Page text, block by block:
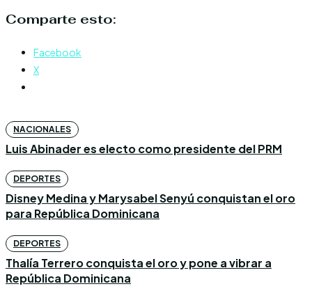
Comparte esto:
Facebook
X
NACIONALES
Luis Abinader es electo como presidente del PRM
DEPORTES
Disney Medina y Marysabel Senyú conquistan el oro
para República Dominicana
DEPORTES
Thalía Terrero conquista el oro y pone a vibrar a
República Dominicana